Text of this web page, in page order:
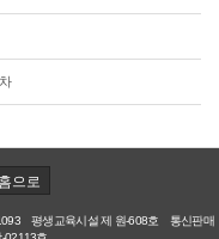
홈으로
평생교육시설 제 원-608호 통신판매